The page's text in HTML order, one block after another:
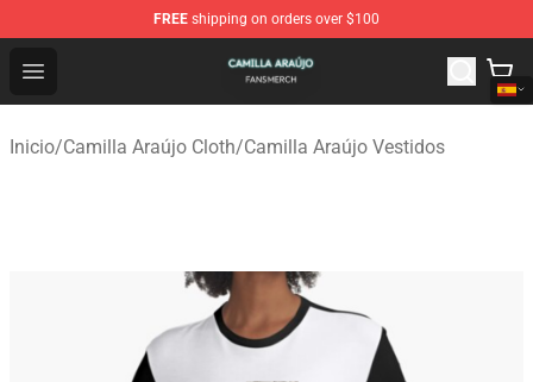
FREE shipping on orders over $100
Open menu
Camilla Araújo Shop - Official Camilla Araújo
Inicio/Camilla Araújo Cloth/Camilla Araújo Vestidos